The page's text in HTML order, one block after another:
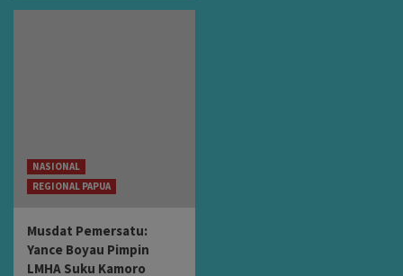
NASIONAL
REGIONAL PAPUA
Musdat Pemersatu:
Yance Boyau Pimpin
LMHA Suku Kamoro